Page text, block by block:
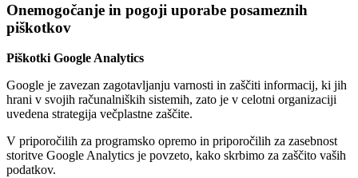
Onemogočanje in pogoji uporabe posameznih
piškotkov
Piškotki Google Analytics
Google je zavezan zagotavljanju varnosti in zaščiti informacij, ki jih
hrani v svojih računalniških sistemih, zato je v celotni organizaciji
uvedena strategija večplastne zaščite.
V priporočilih za programsko opremo in priporočilih za zasebnost
storitve Google Analytics je povzeto, kako skrbimo za zaščito vaših
podatkov.